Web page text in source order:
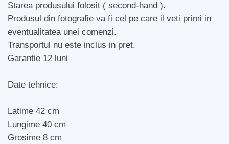
Starea produsului folosit ( second-hand ).
Produsul din fotografie va fi cel pe care il veti primi in
eventualitatea unei comenzi.
Transportul nu este inclus in pret.
Garantie 12 luni
Date tehnice:
Latime 42 cm
Lungime 40 cm
Grosime 8 cm